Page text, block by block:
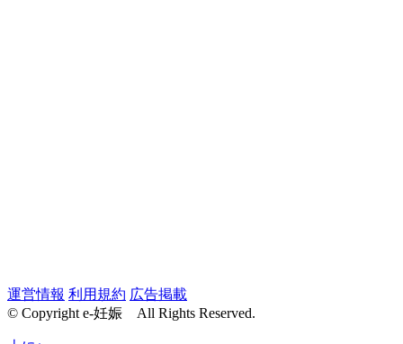
運営情報 利用規約 広告掲載
© Copyright e-妊娠 All Rights Reserved.